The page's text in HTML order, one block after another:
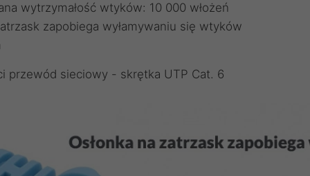
wytrzymałość wtyków: 10 000 włożeń
zapobiega wyłamywaniu się wtyków
przewód sieciowy - skrętka UTP Cat. 6